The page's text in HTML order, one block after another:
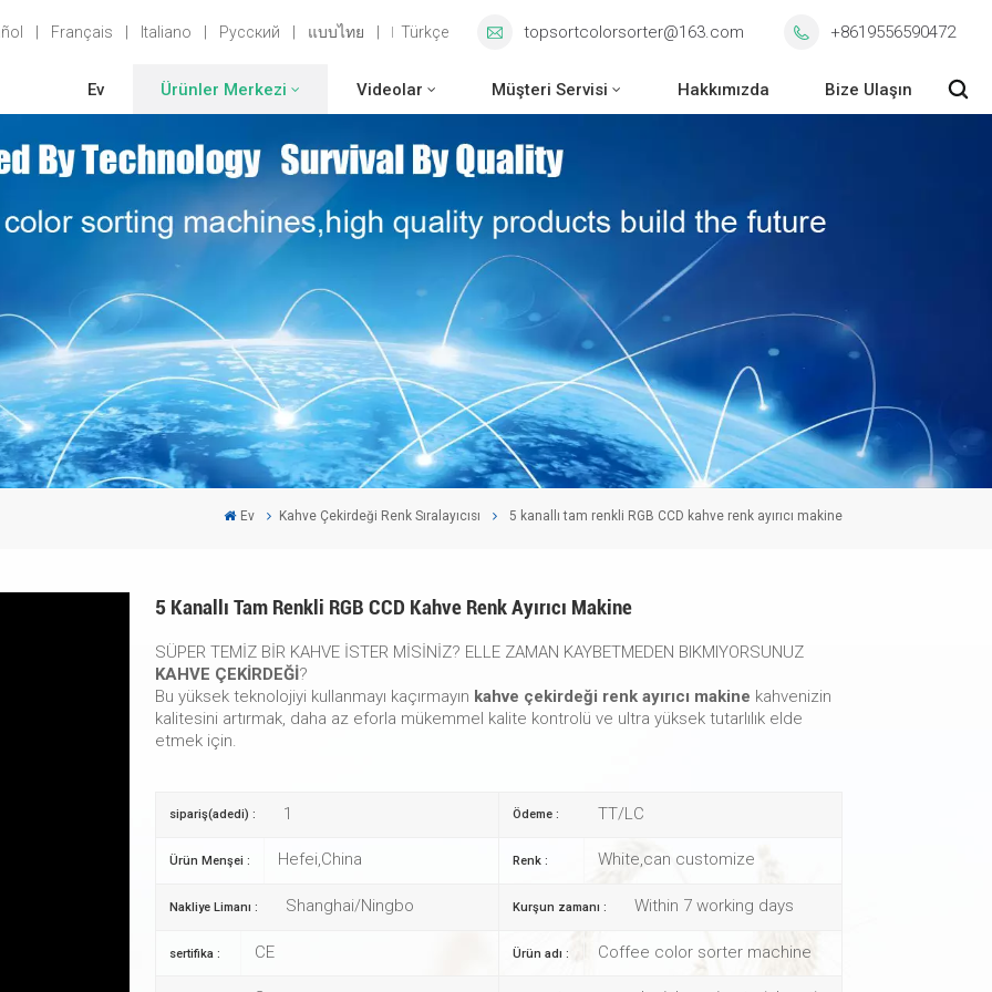
Français Italiano Русский แบบไทย Türkçe topsortcolorsorter@163.com +8619556590472
Ev Ürünler Merkezi Videolar Müşteri Servisi Hakkımızda Bize Ulaşın
Ev Kahve Çekirdeği Renk Sıralayıcısı 5 kanallı tam renkli RGB CCD kahve renk ayırıcı makine
5 Kanallı Tam Renkli RGB CCD Kahve Renk Ayırıcı Makine
SÜPER TEMİZ BİR KAHVE İSTER MİSİNİZ? ELLE ZAMAN KAYBETMEDEN BIKMIYORSUNUZ
KAHVE ÇEKİRDEĞİ?
Bu yüksek teknolojiyi kullanmayı kaçırmayın kahve çekirdeği renk ayırıcı makine kahvenizin
kalitesini artırmak, daha az eforla mükemmel kalite kontrolü ve ultra yüksek tutarlılık elde
etmek için.
sipariş(adedi) : 1 Ödeme : TT/LC
Ürün Menşei : Hefei,China Renk : White,can customize
Nakliye Limanı : Shanghai/Ningbo Kurşun zamanı : Within 7 working days
sertifika : CE Ürün adı : Coffee color sorter machine